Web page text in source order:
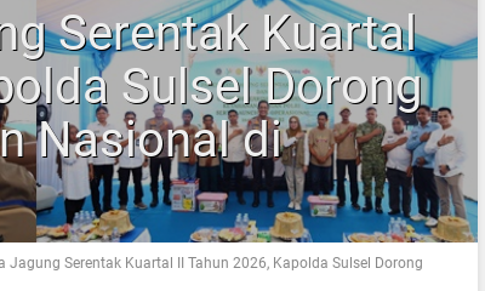
Serentak Kuartal
Sulsel Dorong
Nasional di
Jagung Serentak Kuartal II Tahun 2026, Kapolda Sulsel Dorong